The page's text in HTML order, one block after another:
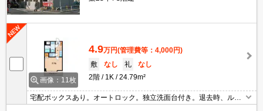
画像：11枚
4.9万円(管理費等：4,000円)
敷
なし 礼
なし
2階
1K 24.79m²
宅配ボックスあり。オートロック。独立洗面台付き。退去時、ルー
ムクリーニング料金55,000円。1年未満の解約時、違約金家賃+管理